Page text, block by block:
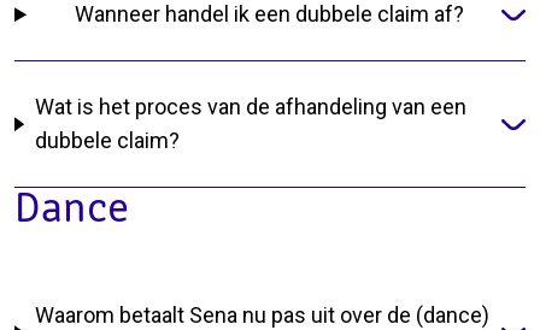
Wanneer handel ik een dubbele claim af?
Wat is het proces van de afhandeling van een
dubbele claim?
Dance
Waarom betaalt Sena nu pas uit over de (dance)